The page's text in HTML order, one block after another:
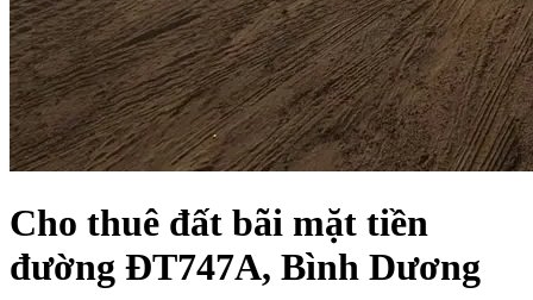
Cho thuê đất bãi mặt tiền
đường ĐT747A, Bình Dương